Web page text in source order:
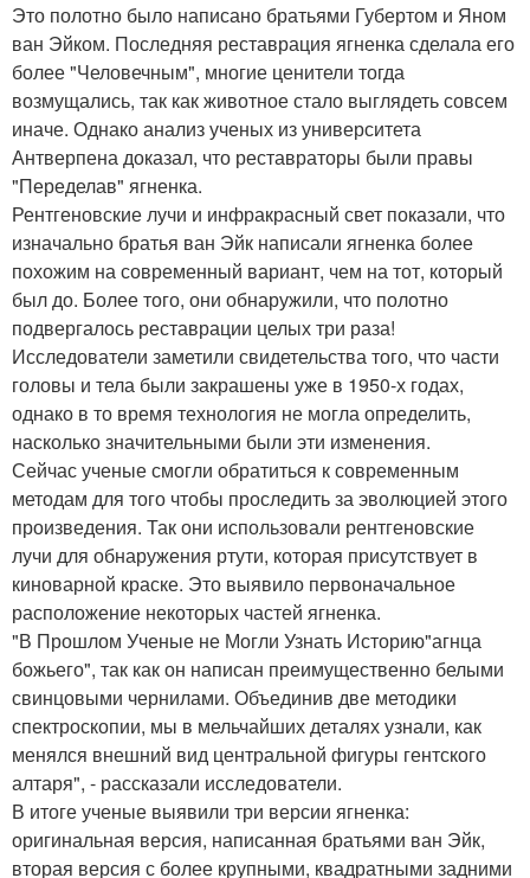
Это полотно было написано братьями Губертом и Яном
ван Эйком. Последняя реставрация ягненка сделала его
более "Человечным", многие ценители тогда
возмущались, так как животное стало выглядеть совсем
иначе. Однако анализ ученых из университета
Антверпена доказал, что реставраторы были правы
"Переделав" ягненка.
Рентгеновские лучи и инфракрасный свет показали, что
изначально братья ван Эйк написали ягненка более
похожим на современный вариант, чем на тот, который
был до. Более того, они обнаружили, что полотно
подвергалось реставрации целых три раза!
Исследователи заметили свидетельства того, что части
головы и тела были закрашены уже в 1950-х годах,
однако в то время технология не могла определить,
насколько значительными были эти изменения.
Сейчас ученые смогли обратиться к современным
методам для того чтобы проследить за эволюцией этого
произведения. Так они использовали рентгеновские
лучи для обнаружения ртути, которая присутствует в
киноварной краске. Это выявило первоначальное
расположение некоторых частей ягненка.
"В Прошлом Ученые не Могли Узнать Историю"агнца
божьего", так как он написан преимущественно белыми
свинцовыми чернилами. Объединив две методики
спектроскопии, мы в мельчайших деталях узнали, как
менялся внешний вид центральной фигуры гентского
алтаря", - рассказали исследователи.
В итоге ученые выявили три версии ягненка:
оригинальная версия, написанная братьями ван Эйк,
вторая версия с более крупными, квадратными задними